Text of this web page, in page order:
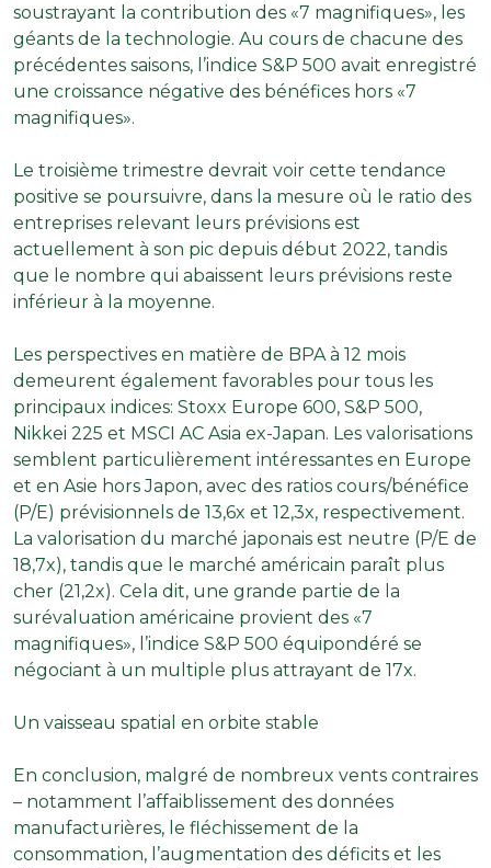
soustrayant la contribution des «7 magnifiques», les
géants de la technologie. Au cours de chacune des
précédentes saisons, l’indice S&P 500 avait enregistré
une croissance négative des bénéfices hors «7
magnifiques».
Le troisième trimestre devrait voir cette tendance
positive se poursuivre, dans la mesure où le ratio des
entreprises relevant leurs prévisions est
actuellement à son pic depuis début 2022, tandis
que le nombre qui abaissent leurs prévisions reste
inférieur à la moyenne.
Les perspectives en matière de BPA à 12 mois
demeurent également favorables pour tous les
principaux indices: Stoxx Europe 600, S&P 500,
Nikkei 225 et MSCI AC Asia ex-Japan. Les valorisations
semblent particulièrement intéressantes en Europe
et en Asie hors Japon, avec des ratios cours/bénéfice
(P/E) prévisionnels de 13,6x et 12,3x, respectivement.
La valorisation du marché japonais est neutre (P/E de
18,7x), tandis que le marché américain paraît plus
cher (21,2x). Cela dit, une grande partie de la
surévaluation américaine provient des «7
magnifiques», l’indice S&P 500 équipondéré se
négociant à un multiple plus attrayant de 17x.
Un vaisseau spatial en orbite stable
En conclusion, malgré de nombreux vents contraires
– notamment l’affaiblissement des données
manufacturières, le fléchissement de la
consommation, l’augmentation des déficits et les